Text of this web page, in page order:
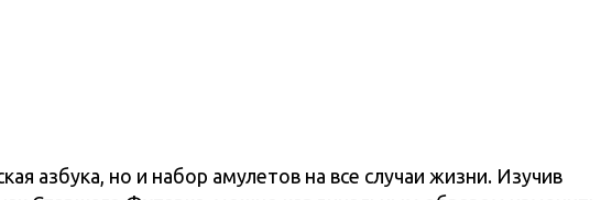
азбука, но и набор амулетов на все случаи жизни. Изучив